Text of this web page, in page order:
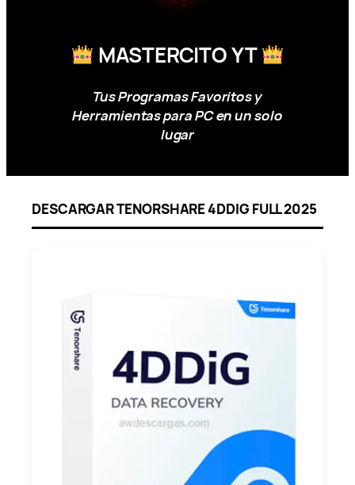
MASTERCITO YT
Tus Programas Favoritos y
Herramientas para PC en un solo
lugar
DESCARGAR TENORSHARE 4DDIG FULL 2025